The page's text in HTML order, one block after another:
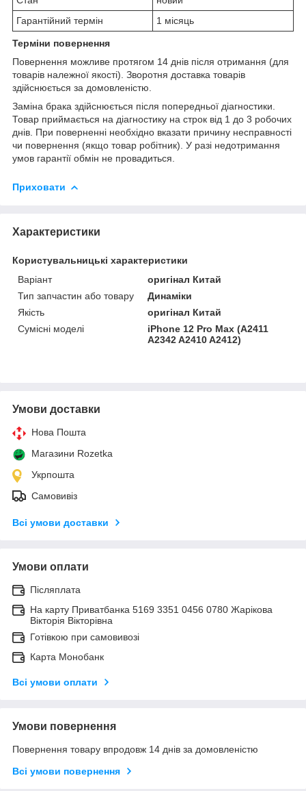
Гарантійний термін
1 місяць
Терміни повернення
Повернення можливе протягом 14 днів після отримання (для
товарів належної якості). Зворотня доставка товарів
здійснюється за домовленістю.
Заміна брака здійснюється після попередньої діагностики.
Товар приймається на діагностику на строк від 1 до 3 робочих
днів. При поверненні необхідно вказати причину несправності
чи повернення (якщо товар робітник). У разі недотримання
умов гарантії обмін не провадиться.
Приховати
Характеристики
Користувальницькі характеристики
Варіант
оригінал Китай
Тип запчастин або товару
Динаміки
Якість
оригінал Китай
Сумісні моделі
iPhone 12 Pro Max (A2411
A2342 A2410 A2412)
Умови доставки
Нова Пошта
Магазини Rozetka
Укрпошта
Самовивіз
Всі умови доставки
Умови оплати
Післяплата
На карту Приватбанка 5169 3351 0456 0780 Жарікова
Вікторія Вікторівна
Готівкою при самовивозі
Карта Монобанк
Всі умови оплати
Умови повернення
Повернення товару впродовж 14 днів за домовленістю
Всі умови повернення